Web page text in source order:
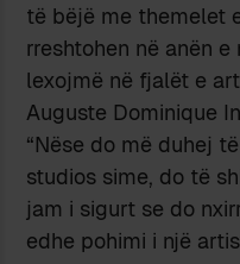
të bëjë me themelet
rreshtohen në anën
lexojmë në fjalët e
Auguste Dominique
“Nëse do më duhej
studios sime, do të
jam i sigurt se do
edhe pohimi i një